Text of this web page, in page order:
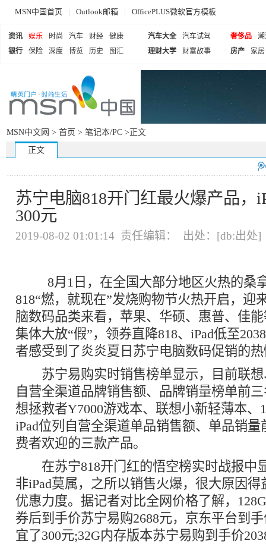
MSN中国首页 | Outlook邮箱 | OfficePLUS微软官方模板
资讯 娱乐 时尚 汽车 财经
健康
银行
保险 深度 博览 历史 图汇
汽车大全
汽车试驾
理财大学
财富故事
奢侈品
房产
家居
MSN中文网 > 首页 > 笔记本/PC >正文
正文
苏宁电脑818开门红最火爆产品，
300元
2019-08-02 01:01:14 责任编辑： 出处：[db:出处]
8月1日，在全国大部分地区火热的桑
818“燃，就现在”发烧购物节火热开启，迎
脑数码品类来看，苹果、华硕、惠普、佳
集体大放“假”，领券直降818、iPad低至
者感受到了炎炎夏日苏宁电脑数码促销的
苏宁易购实时销售榜单显示，目前联想
自营全渠道品牌销售额、品牌销量榜单前
想拯救者Y7000游戏本、联想小新轻薄本、
iPad位列自营全渠道单品销售额、单品销
费者欢迎的三款产品。
在苏宁818开门红的悟空榜实时战报中
非iPad莫属，之所以销售火爆，很大原因得
优惠力度。据记者对比全网价格了解，
券后到手价苏宁易购2688元，京东平台到
宜了300元;32G内存版本苏宁易购到手价